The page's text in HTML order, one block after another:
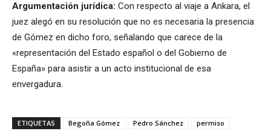
Argumentación jurídica: Con respecto al viaje a Ankara, el
juez alegó en su resolución que no es necesaria la presencia
de Gómez en dicho foro, señalando que carece de la
«representación del Estado español o del Gobierno de
España» para asistir a un acto institucional de esa
envergadura.
ETIQUETAS Begoña Gómez Pedro Sánchez
permiso